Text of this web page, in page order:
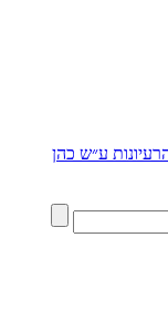
ע״ש כהן